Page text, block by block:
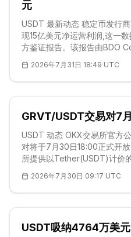
元
USDT 最新动态 稳定币发行
现15亿美元净运营利润,这一
方鉴证报告。该报告由BDO
泛的数字资产市场动能减弱
4.46亿美元,达到1,846亿美
场份额。与算法稳定币不同
2026年7月31日 18:49 UTC
GRVT/USDT交易对7
USDT 动态 OKX交易所官方
对将于7月30日18:00正式开
所提供以Tether(USDT)计价
资产,所有订单以该稳定币定
础资产计价。对交易者而言,
——USDT在各大中心化交易
2026年7月30日 09:17 UTC
USDT吸纳4764万美